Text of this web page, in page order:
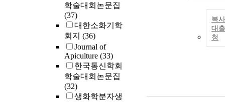
학술대회논문집
(37)
대한소화기학
회지 (36)
Journal of
Apiculture (33)
한국통신학회
학술대회논문집
(32)
생화학분자생
복
대
청